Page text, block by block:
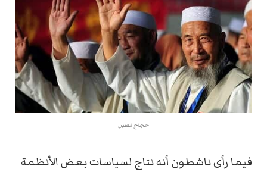
حجاج الصين
فيما رأى ناشطون أنه نتاج لسياسات بعض الأنظمة